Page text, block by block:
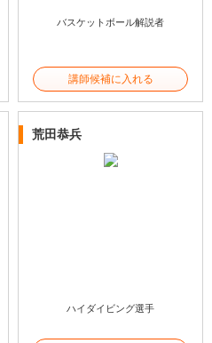
バスケットボール解説者
講師候補に入れる
荒田恭兵
ハイダイビング選手